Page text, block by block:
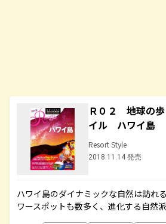
Ｒ０２ 地球の
イル ハワイ島
Resort Style
2018.11.14 発売
ハワイ島のダイナミックな自然は訪れ
ワースポットも数多く、進化する自然